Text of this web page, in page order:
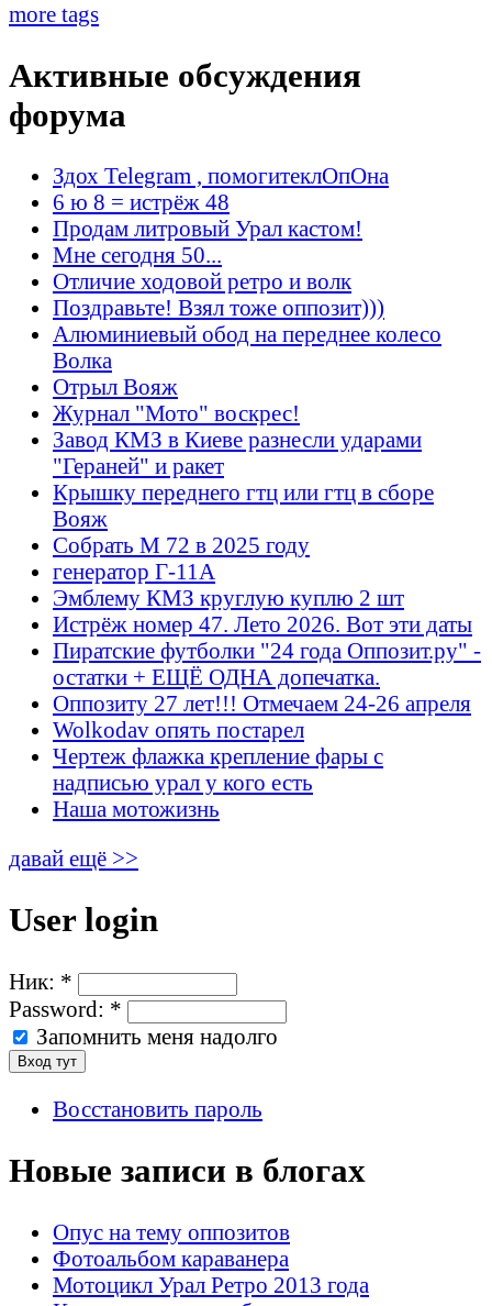
more tags
Активные обсуждения
форума
Здох Telegram , помогитеклОпОна
6 ю 8 = истрёж 48
Продам литровый Урал кастом!
Мне сегодня 50...
Отличие ходовой ретро и волк
Поздравьте! Взял тоже оппозит)))
Алюминиевый обод на переднее колесо
Волка
Отрыл Вояж
Журнал "Мото" воскрес!
Завод КМЗ в Киеве разнесли ударами
"Гераней" и ракет
Крышку переднего гтц или гтц в сборе
Вояж
Собрать М 72 в 2025 году
генератор Г-11А
Эмблему КМЗ круглую куплю 2 шт
Истрёж номер 47. Лето 2026. Вот эти даты
Пиратские футболки "24 года Оппозит.ру" -
остатки + ЕЩЁ ОДНА допечатка.
Оппозиту 27 лет!!! Отмечаем 24-26 апреля
Wolkodav опять постарел
Чертеж флажка крепление фары с
надписью урал у кого есть
Наша мотожизнь
давай ещё >>
User login
Ник: *
Password: *
Запомнить меня надолго
Восстановить пароль
Новые записи в блогах
Опус на тему оппозитов
Фотоальбом караванера
Мотоцикл Урал Ретро 2013 года